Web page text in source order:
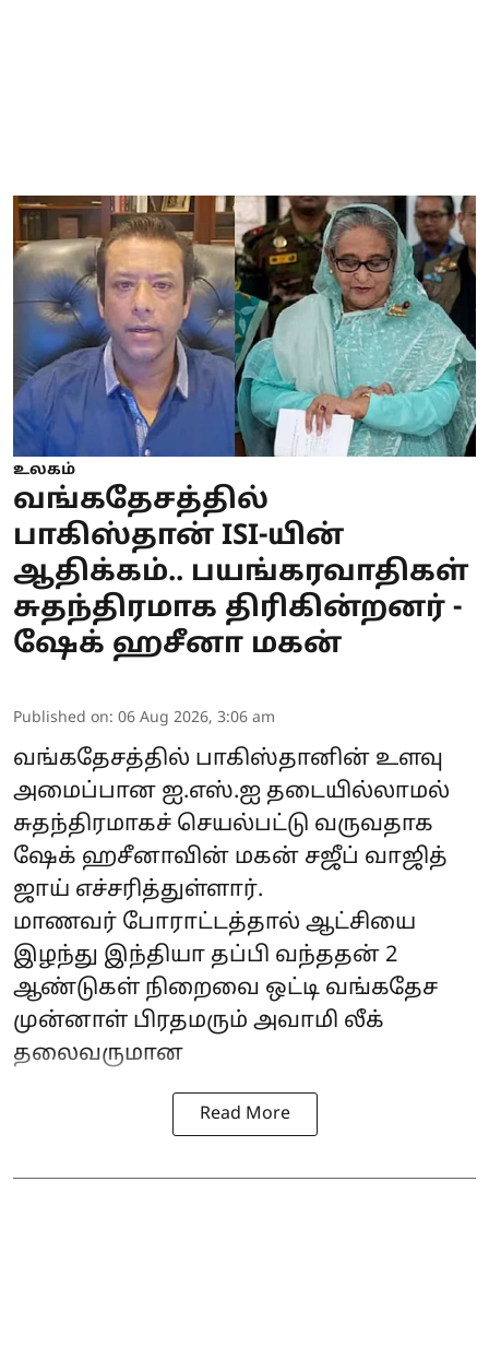
உலகம்
வங்கதேசத்தில்
பாகிஸ்தான் ISI-யின்
ஆதிக்கம்.. பயங்கரவாதிகள்
சுதந்திரமாக திரிகின்றனர் -
ஷேக் ஹசீனா மகன்
Published on: 06 Aug 2026, 3:06 am
வங்கதேசத்தில் பாகிஸ்தானின் உளவு
அமைப்பான ஐ.எஸ்.ஐ தடையில்லாமல்
சுதந்திரமாகச் செயல்பட்டு வருவதாக
ஷேக் ஹசீனாவின் மகன் சஜீப் வாஜித்
ஜாய் எச்சரித்துள்ளார்.
மாணவர் போராட்டத்தால் ஆட்சியை
இழந்து இந்தியா தப்பி வந்ததன் 2
ஆண்டுகள் நிறைவை ஒட்டி வங்கதேச
முன்னாள் பிரதமரும் அவாமி லீக்
தலைவருமான
Read More